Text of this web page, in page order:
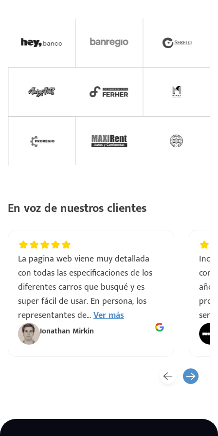
En voz de nuestros clientes
La pagina web viene muy detallada
con todas las especificaciones de los
diferentes carros que busqué y es
super fácil de usar. En persona, los
representantes de...Ver más
Ionathan Mirkin